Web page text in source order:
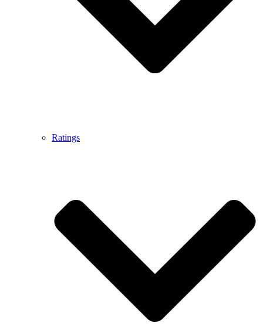
Ratings